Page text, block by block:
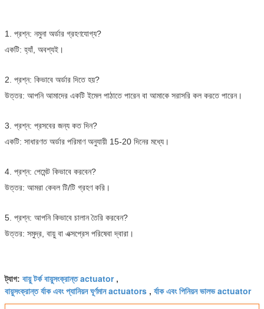
1. প্রশ্ন: নমুনা অর্ডার গ্রহণযোগ্য?
একটি: হ্যাঁ, অবশ্যই।
2. প্রশ্ন: কিভাবে অর্ডার দিতে হয়?
উত্তর: আপনি আমাদের একটি ইমেল পাঠাতে পারেন বা আমাকে সরাসরি কল করতে পারেন।
3. প্রশ্ন: প্রসবের জন্য কত দিন?
একটি: সাধারণত অর্ডার পরিমাণ অনুযায়ী 15-20 দিনের মধ্যে।
4. প্রশ্ন: পেমেন্ট কিভাবে করবেন?
উত্তর: আমরা কেবল টি/টি গ্রহণ করি।
5. প্রশ্ন: আপনি কিভাবে চালান তৈরি করবেন?
উত্তর: সমুদ্র, বায়ু বা এক্সপ্রেস পরিষেবা দ্বারা।
ট্যাগ: বায়ু টর্ক বায়ুসংক্রান্ত actuator,
বায়ুসংক্রান্ত র্যাক এবং প্যানিয়ন ঘূর্ণমান actuators , র্যাক এবং পিনিয়ন ভালভ actuator